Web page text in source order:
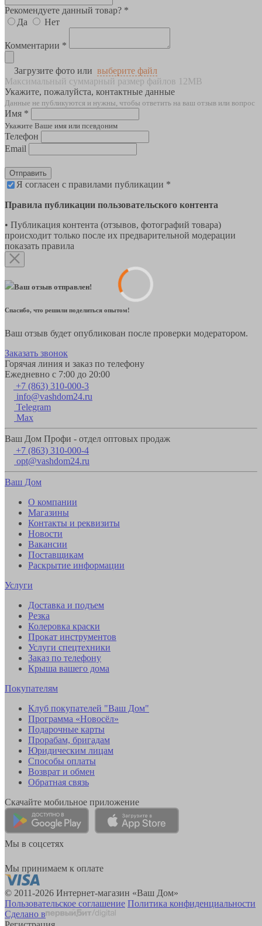
Рекомендуете данный товар? *
Да
Нет
Комментарии *
Загрузите фото или выберите файл
Максимальный суммарный размер файлов 12MB
Укажите, пожалуйста, контактные данные
Данные не публикуются и нужны, чтобы ответить на ваш отзыв или вопрос
Имя *
Укажите Ваше имя или псевдоним
Телефон
Email
Отправить
Я согласен с правилами публикации *
Правила публикации пользовательского контента
• Публикация контента (отзывов, фотографий товара)
происходит только после их предварительной модерации
показать правила
Ваш отзыв отправлен!
Спасибо, что решили поделиться опытом!
Ваш отзыв будет опубликован после проверки модератором.
Заказать звонок
Горячая линия и заказ по телефону
Ежедневно с 7:00 до 20:00
+7 (863) 310-000-3
info@vashdom24.ru
Telegram
Max
Ваш Дом Профи - отдел оптовых продаж
+7 (863) 310-000-4
opt@vashdom24.ru
Ваш Дом
О компании
Магазины
Контакты и реквизиты
Новости
Вакансии
Поставщикам
Раскрытие информации
Услуги
Доставка и подъем
Резка
Колеровка краски
Прокат инструментов
Услуги спецтехники
Заказ по телефону
Крыша вашего дома
Покупателям
Клуб покупателей "Ваш Дом"
Программа «Новосёл»
Подарочные карты
Прорабам, бригадам
Юридическим лицам
Способы оплаты
Возврат и обмен
Обратная связь
Скачайте мобильное приложение
Мы в соцсетях
Мы принимаем к оплате
© 2011-2026 Интернет-магазин «Ваш Дом»
Пользовательское соглашение Политика конфиденциальности
Сделано в